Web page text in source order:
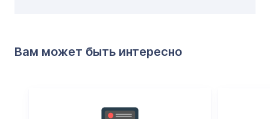
Вам может быть интересно